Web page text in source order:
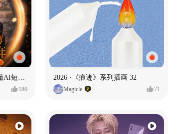
180
2026 ·《痕迹》系列插画 32
Magicle 71